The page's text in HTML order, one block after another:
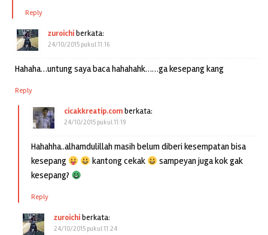
Reply
zuroichiberkata:
24/10/2015 pukul 11:16
Hahaha…untung saya baca hahahahk……ga kesepang kang
Reply
cicakkreatip.comberkata:
24/10/2015 pukul 11:19
Hahahha..alhamdulillah masih belum diberi kesempatan bisa
kesepang
kantong cekak
sampeyan juga kok gak
kesepang?
Reply
zuroichiberkata:
24/10/2015 pukul 11:24